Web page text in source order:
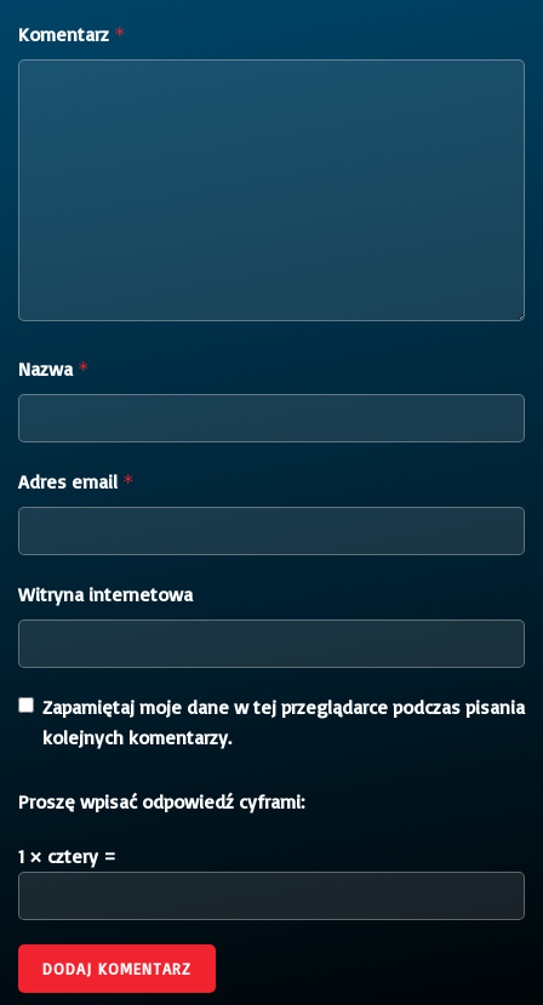
Komentarz *
Nazwa *
Adres email *
Witryna internetowa
Zapamiętaj moje dane w tej przeglądarce podczas pisania
kolejnych komentarzy.
Proszę wpisać odpowiedź cyframi:
1 × cztery =